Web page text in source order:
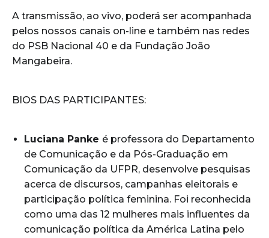
A transmissão, ao vivo, poderá ser acompanhada
pelos nossos canais on-line e também nas redes
do PSB Nacional 40 e da Fundação João
Mangabeira.
BIOS DAS PARTICIPANTES:
Luciana Panke é professora do Departamento
de Comunicação e da Pós-Graduação em
Comunicação da UFPR, desenvolve pesquisas
acerca de discursos, campanhas eleitorais e
participação política feminina. Foi reconhecida
como uma das 12 mulheres mais influentes da
comunicação política da América Latina pelo